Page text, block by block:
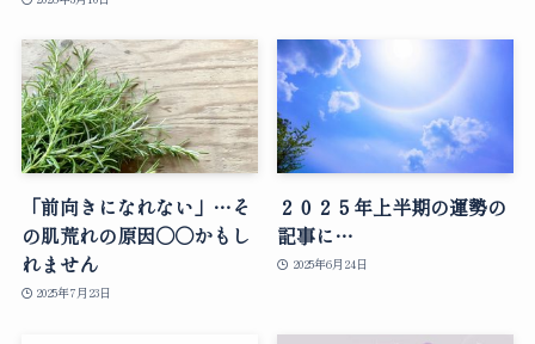
「前向きになれない」…そ
の肌荒れの原因○○かもし
れません
2025年7月23日
２０２５年上半期の運勢の
記事に…
2025年6月24日